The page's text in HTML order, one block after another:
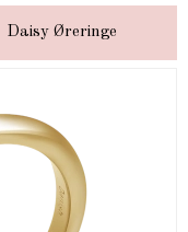
samt forskellige
Daisy Øreringe